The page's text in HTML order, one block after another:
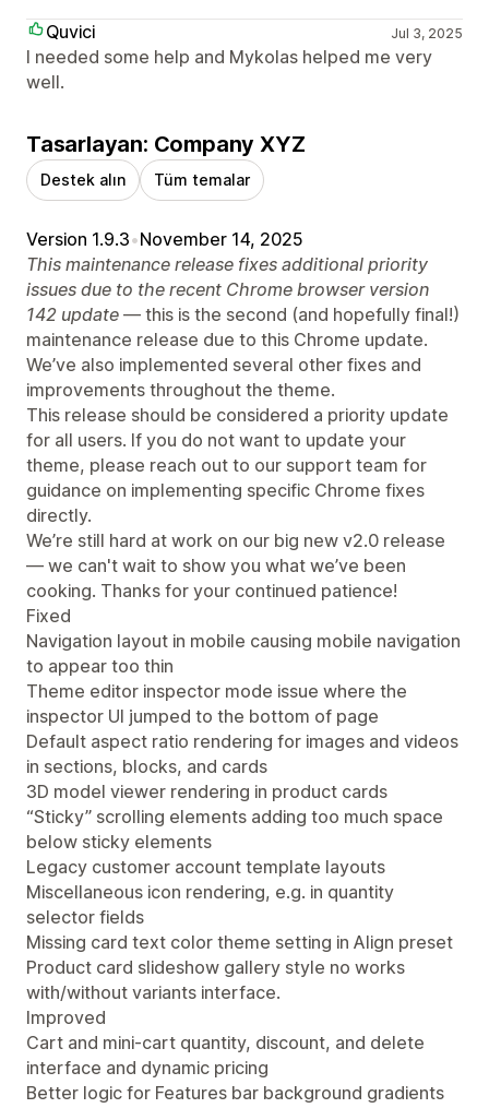
Quvici
Jul 3, 2025
I needed some help and Mykolas helped me very
well.
Tasarlayan: Company XYZ
Destek alın Tüm temalar
Version 1.9.3•November 14, 2025
This maintenance release fixes additional priority
issues due to the recent Chrome browser version
142 update — this is the second (and hopefully final!)
maintenance release due to this Chrome update.
We’ve also implemented several other fixes and
improvements throughout the theme.
This release should be considered a priority update
for all users. If you do not want to update your
theme, please reach out to our support team for
guidance on implementing specific Chrome fixes
directly.
We’re still hard at work on our big new v2.0 release
— we can't wait to show you what we’ve been
cooking. Thanks for your continued patience!
Fixed
Navigation layout in mobile causing mobile navigation
to appear too thin
Theme editor inspector mode issue where the
inspector UI jumped to the bottom of page
Default aspect ratio rendering for images and videos
in sections, blocks, and cards
3D model viewer rendering in product cards
“Sticky” scrolling elements adding too much space
below sticky elements
Legacy customer account template layouts
Miscellaneous icon rendering, e.g. in quantity
selector fields
Missing card text color theme setting in Align preset
Product card slideshow gallery style no works
with/without variants interface.
Improved
Cart and mini-cart quantity, discount, and delete
interface and dynamic pricing
Better logic for Features bar background gradients